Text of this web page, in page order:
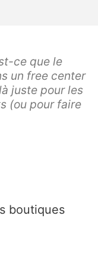
ce que le
un free center
juste pour les
(ou pour faire
boutiques